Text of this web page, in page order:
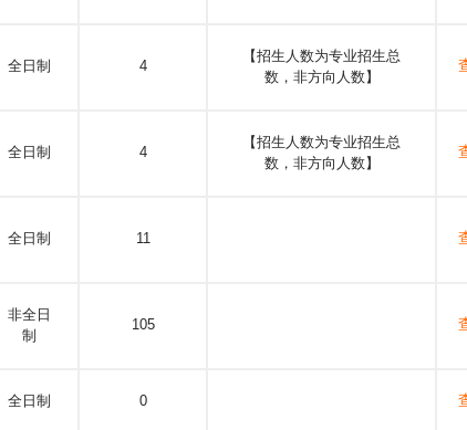
全日制 4
【招生人数为专业招生总
数，非方向人数】
全日制 4
【招生人数为专业招生总
数，非方向人数】
全日制 11
非全日
制
105
全日制 0